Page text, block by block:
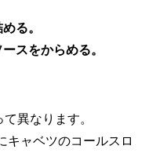
る。
スをからめる。
異なります。
ャベツのコールスロ